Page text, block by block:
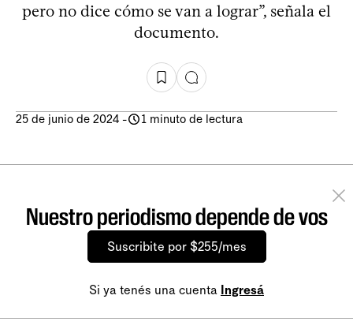
pero no dice cómo se van a lograr”, señala el
documento.
25 de junio de 2024 - 1 minuto de lectura
Nuestro periodismo depende de vos
Suscribite por $255/mes
Si ya tenés una cuenta Ingresá